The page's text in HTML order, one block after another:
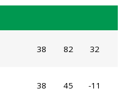
38 82 32
38 45 -11